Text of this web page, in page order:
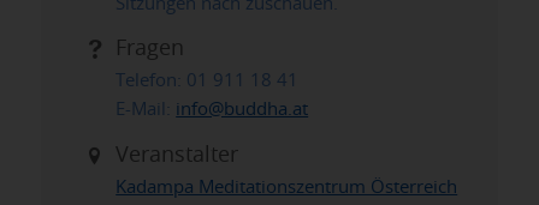
Sitzungen nach zuschauen.
Fragen
Telefon: 01 911 18 41
E-Mail: info@buddha.at
Veranstalter
Kadampa Meditationszentrum Österreich